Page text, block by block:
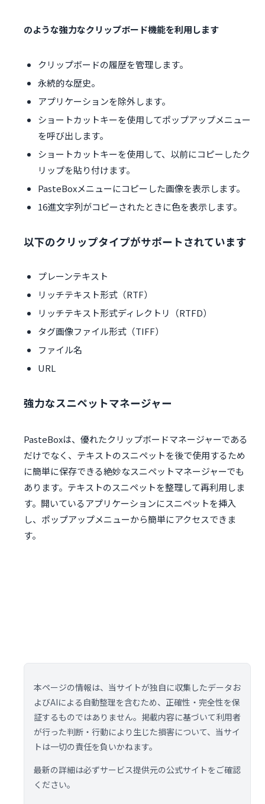
のような強力なクリップボード機能を利用します
クリップボードの履歴を管理します。
永続的な歴史。
アプリケーションを除外します。
ショートカットキーを使用してポップアップメニュー
を呼び出します。
ショートカットキーを使用して、以前にコピーしたク
リップを貼り付けます。
PasteBoxメニューにコピーした画像を表示します。
16進文字列がコピーされたときに色を表示します。
以下のクリップタイプがサポートされています
プレーンテキスト
リッチテキスト形式（RTF）
リッチテキスト形式ディレクトリ（RTFD）
タグ画像ファイル形式（TIFF）
ファイル名
URL
強力なスニペットマネージャー
PasteBoxは、優れたクリップボードマネージャーである
だけでなく、テキストのスニペットを後で使用するため
に簡単に保存できる絶妙なスニペットマネージャーでも
あります。テキストのスニペットを整理して再利用しま
す。開いているアプリケーションにスニペットを挿入
し、ポップアップメニューから簡単にアクセスできま
す。
本ページの情報は、当サイトが独自に収集したデータお
よびAIによる自動整理を含むため、正確性・完全性を保
証するものではありません。掲載内容に基づいて利用者
が行った判断・行動により生じた損害について、当サイ
トは一切の責任を負いかねます。
最新の詳細は必ずサービス提供元の公式サイトをご確認
ください。